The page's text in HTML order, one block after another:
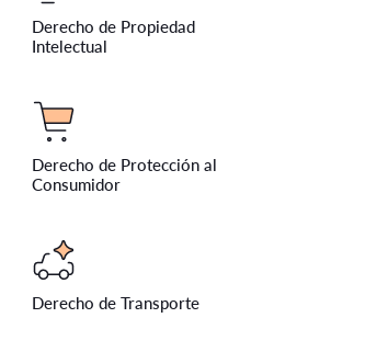
Derecho de Propiedad
Intelectual
Derecho de Protección al
Consumidor
Derecho de Transporte